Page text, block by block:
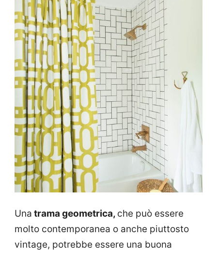
Una trama geometrica, che può essere
molto contemporanea o anche piuttosto
vintage, potrebbe essere una buona